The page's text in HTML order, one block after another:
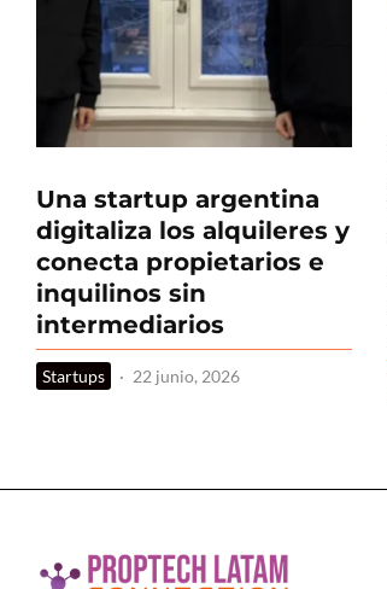
Una startup argentina
digitaliza los alquileres y
conecta propietarios e
inquilinos sin
intermediarios
Startups · 22 junio, 2026